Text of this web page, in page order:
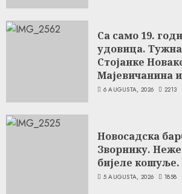
Са само 19.
удовица.
Стојанке
Мајевичанина
6 AUGUSTA, 2026 2213
Новосадска
Зворнику.
бијеле кошуље.
5 AUGUSTA, 2026 1858